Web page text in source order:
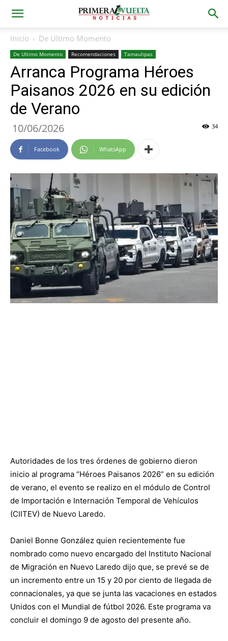
Inicio De Ultimo Momento
De Ultimo Momento Recomendaciones Tamaulipas
Arranca Programa Héroes
Paisanos 2026 en su edición
de Verano
10/06/2026 34
Facebook WhatsApp
Autoridades de los tres órdenes de gobierno dieron
inicio al programa “Héroes Paisanos 2026” en su edición
de verano, el evento se realizo en el módulo de Control
de Importación e Internación Temporal de Vehículos
(CIITEV) de Nuevo Laredo.
Daniel Bonne González quien recientemente fue
nombrado como nuevo encargado del Instituto Nacional
de Migración en Nuevo Laredo dijo que, se prevé se de
un incremento entre un 15 y 20 por ciento de llegada de
connacionales, ya que se junta las vacaciones en estados
Unidos con el Mundial de fútbol 2026. Este programa va
concluir el domingo 9 de agosto del presente año.